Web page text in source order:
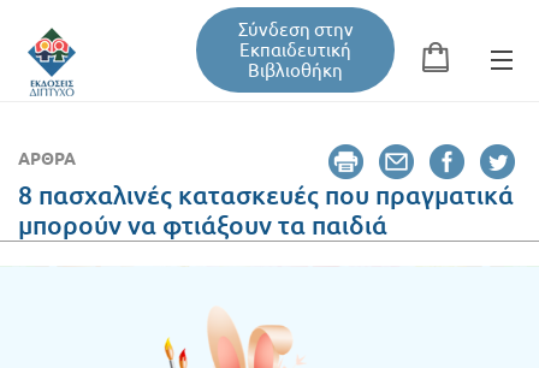
Σύνδεση στην
Εκπαιδευτική
Βιβλιοθήκη
Φόρμα αναζήτησης
Εκπαιδευτική Βιβλιοθήκη
ΆΡΘΡΑ
8 πασχαλινές κατασκευές που πραγματικά
μπορούν να φτιάξουν τα παιδιά